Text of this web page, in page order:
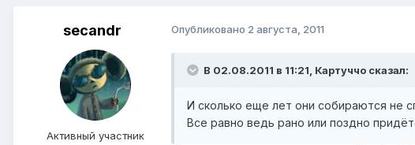
secandr
Активный участник
Опубликовано 2 августа, 2011
В 02.08.2011 в 11:21, Картуччо сказал:
И сколько еще лет они собираются не
Все равно ведь рано или поздно